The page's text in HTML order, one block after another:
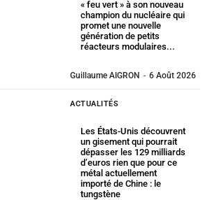
« feu vert » à son nouveau
champion du nucléaire qui
promet une nouvelle
génération de petits
réacteurs modulaires...
Guillaume AIGRON - 6 Août 2026
ACTUALITÉS
Les États-Unis découvrent
un gisement qui pourrait
dépasser les 129 milliards
d’euros rien que pour ce
métal actuellement
importé de Chine : le
tungstène